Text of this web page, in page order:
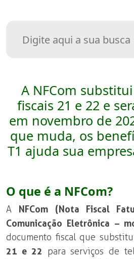
A NFCom
fiscais 21 e 22 e
em novembro de
que muda, os
T1 ajuda sua
O que é a NFCom?
A
NFCom (Nota Fiscal
Comunicação Eletrônica –
documento fiscal que
21 e 22
para serviços de